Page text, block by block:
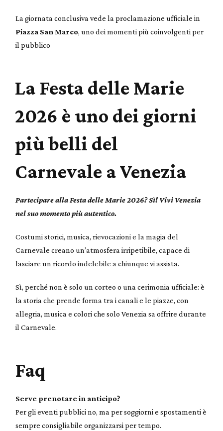
La giornata conclusiva vede la proclamazione ufficiale in
Piazza San Marco, uno dei momenti più coinvolgenti per
il pubblico
La Festa delle Marie
2026 è uno dei giorni
più belli del
Carnevale a Venezia
Partecipare alla Festa delle Marie 2026? Sì! Vivi Venezia
nel suo momento più autentico.
Costumi storici, musica, rievocazioni e la magia del
Carnevale creano un’atmosfera irripetibile, capace di
lasciare un ricordo indelebile a chiunque vi assista.
Sì, perché non è solo un corteo o una cerimonia ufficiale: è
la storia che prende forma tra i canali e le piazze, con
allegria, musica e colori che solo Venezia sa offrire durante
il Carnevale.
Faq
Serve prenotare in anticipo?
Per gli eventi pubblici no, ma per soggiorni e spostamenti è
sempre consigliabile organizzarsi per tempo.